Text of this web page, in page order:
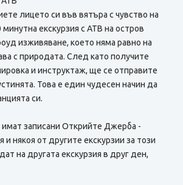
лицето си във вятъра с чувство на
екскурзия с АТВ на остров
изживяване, което няма равно на
с природата. След като получите
и инструктаж, ще се отправите
Това е един чудесен начин да
си.
имат записани Открийте Джерба -
и някоя от другите екскурзии за този
на другата екскурзия в друг ден,